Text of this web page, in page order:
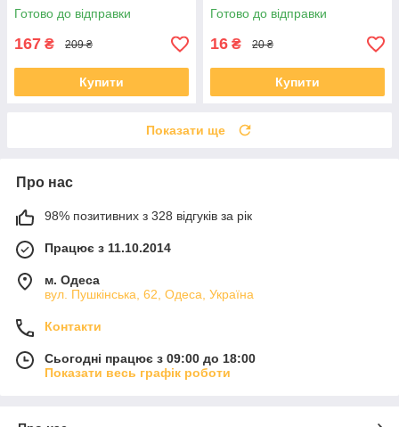
Mask, 80 штук
Готово до відправки
167 ₴ 209 ₴
Купити
пара
Готово до відправки
16 ₴ 20 ₴
Купити
Показати ще
Про нас
98% позитивних з 328 відгуків за рік
Працює з 11.10.2014
м. Одеса
вул. Пушкінська, 62, Одеса, Україна
Контакти
Сьогодні працює з 09:00 до 18:00
Показати весь графік роботи